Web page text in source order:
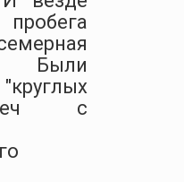
Были
с